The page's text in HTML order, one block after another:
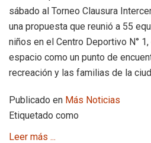
sábado al Torneo Clausura
una propuesta que reunió a 55
niños en el Centro Deportivo N°
espacio como un punto de
recreación y las familias de la
Publicado en Más Noticias
Etiquetado como
Leer más ...